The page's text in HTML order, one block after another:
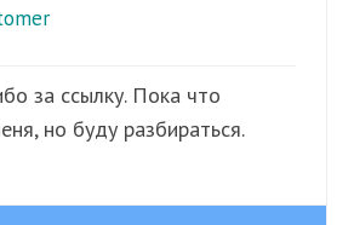
за ссылку. Пока что
но буду разбираться.